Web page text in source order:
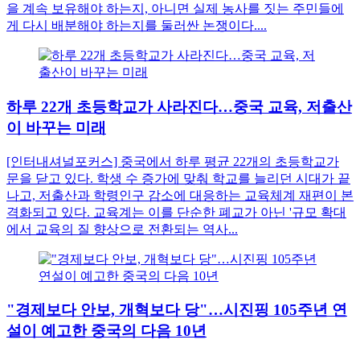
을 계속 보유해야 하는지, 아니면 실제 농사를 짓는 주민들에
게 다시 배분해야 하는지를 둘러싼 논쟁이다....
하루 22개 초등학교가 사라진다…중국 교육, 저출산
이 바꾸는 미래
[인터내셔널포커스] 중국에서 하루 평균 22개의 초등학교가
문을 닫고 있다. 학생 수 증가에 맞춰 학교를 늘리던 시대가 끝
나고, 저출산과 학령인구 감소에 대응하는 교육체계 재편이 본
격화되고 있다. 교육계는 이를 단순한 폐교가 아닌 '규모 확대
에서 교육의 질 향상으로 전환되는 역사...
"경제보다 안보, 개혁보다 당"…시진핑 105주년 연
설이 예고한 중국의 다음 10년